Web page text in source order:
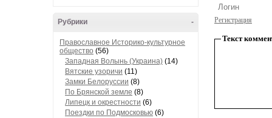
-
Рубрики
Православное Историко-культурное
общество (56)
Западная Волынь (Украина) (14)
Вятские узоричи (11)
Замки Белоруссии (8)
По Брянской земле (8)
Липецк и окрестности (6)
Поездки по Подмосковью (6)
Регистрация
Текст